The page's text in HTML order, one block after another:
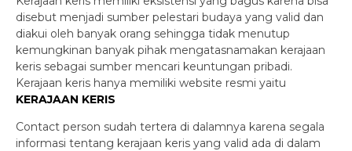
disebut menjadi sumber pelestari budaya yang valid dan
diakui oleh banyak orang sehingga tidak menutup
kemungkinan banyak pihak mengatasnamakan kerajaan
keris sebagai sumber mencari keuntungan pribadi.
Kerajaan keris hanya memiliki website resmi yaitu
KERAJAAN KERIS
Contact person sudah tertera di dalamnya karena segala
informasi tentang kerajaan keris yang valid ada di dalam